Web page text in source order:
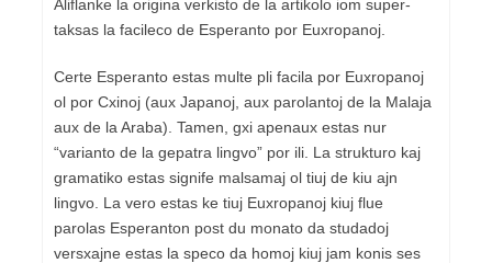
Aliflanke la origina verkisto de la artikolo iom super-
taksas la facileco de Esperanto por Euxropanoj.
Certe Esperanto estas multe pli facila por Euxropanoj
ol por Cxinoj (aux Japanoj, aux parolantoj de la Malaja
aux de la Araba). Tamen, gxi apenaux estas nur
“varianto de la gepatra lingvo” por ili. La strukturo kaj
gramatiko estas signife malsamaj ol tiuj de kiu ajn
lingvo. La vero estas ke tiuj Euxropanoj kiuj flue
parolas Esperanton post du monato da studadoj
versxajne estas la speco da homoj kiuj jam konis ses